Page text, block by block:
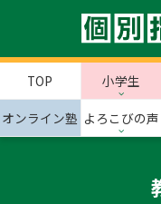
TOP 小学生
オンライン塾 よろこびの声